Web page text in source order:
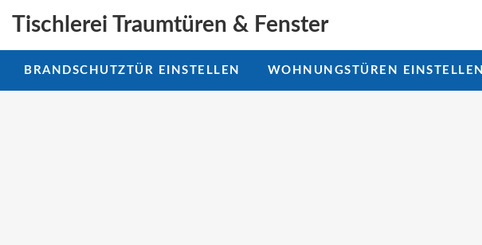
Tischlerei Traumtüren & Fenster
BRANDSCHUTZTÜR EINSTELLEN WOHNUNGSTÜREN EINSTELLEN